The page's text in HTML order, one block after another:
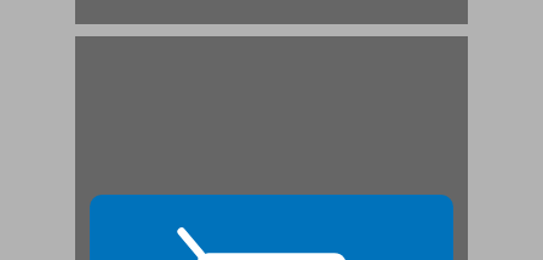
תאולוגיה שלילית בנצרות ... 27